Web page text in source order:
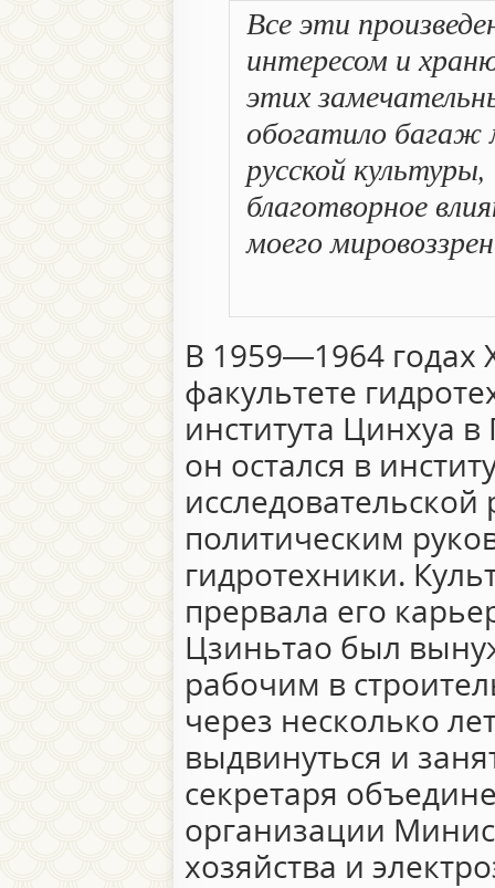
Все эти
интересом и
этих
обогатило багаж
русской
благотворное
моего
В 1959—1964 годах
факультете
института Цинхуа
он остался в
политическим
гидротехники.
прервала его
Цзиньтао был
рабочим в
через несколько
выдвинуться и
секретаря
организации
хозяйства и